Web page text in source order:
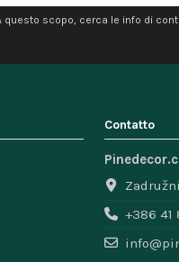
questo scopo, cerca le info di
Contatto
+386 41